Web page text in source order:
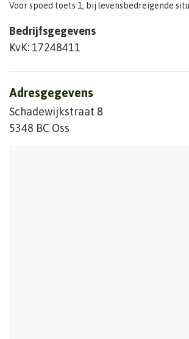
Voor spoed toets 1, bij levensbedreigende
Bedrijfsgegevens
KvK: 17248411
Adresgegevens
Schadewijkstraat 8
5348 BC Oss